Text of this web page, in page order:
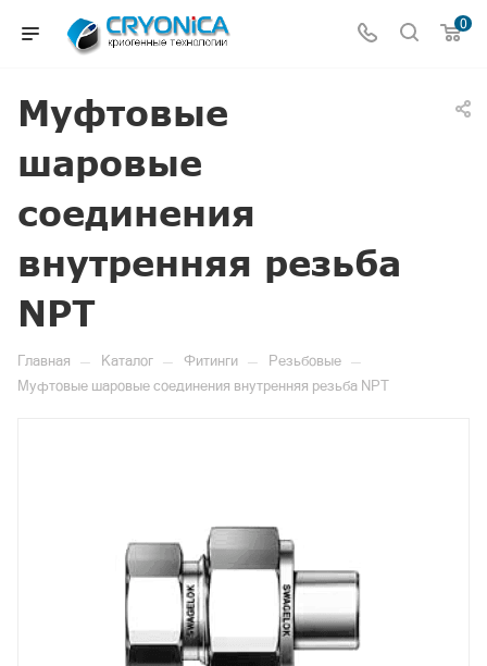
0
Муфтовые
шаровые
соединения
внутренняя резьба
NPT
Главная — Каталог — Фитинги — Резьбовые —
Муфтовые шаровые соединения внутренняя резьба NPT